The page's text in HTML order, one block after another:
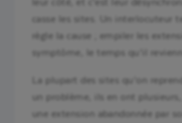
casse les sites. Un interlocuteur
règle la cause ; empiler les
symptôme, le temps qu’il
La plupart des sites qu’on
un problème, ils en ont plusieurs,
une extension abandonnée par